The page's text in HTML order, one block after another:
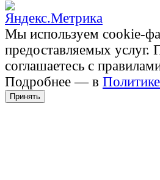
Мы используем cookie-
предоставляемых услуг.
соглашаетесь с
Подробнее — в
Принять